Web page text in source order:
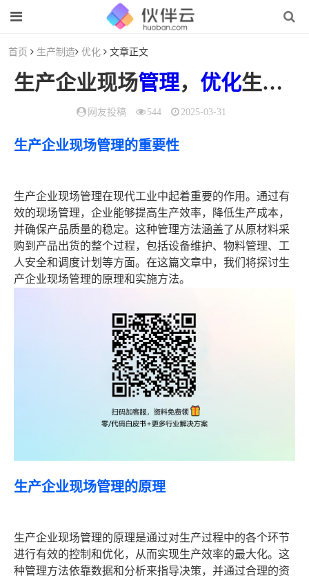
首页 生产制造 优化 文章正文
生产企业现场管理， 优化生产效率的关键
网友投稿 544 2025-03-31
生产企业现场管理的重要性
生产企业现场管理在现代工业中起着重要的作用。通过有
效的现场管理，企业能够提高生产效率，降低生产成本，
并确保产品质量的稳定。这种管理方法涵盖了从原材料采
购到产品出货的整个过程，包括设备维护、物料管理、工
人安全和调度计划等方面。在这篇文章中，我们将探讨生
产企业现场管理的原理和实施方法。
生产企业现场管理的原理
生产企业现场管理的原理是通过对生产过程中的各个环节
进行有效的控制和优化，从而实现生产效率的最大化。这
种管理方法依靠数据和分析来指导决策，并通过合理的资